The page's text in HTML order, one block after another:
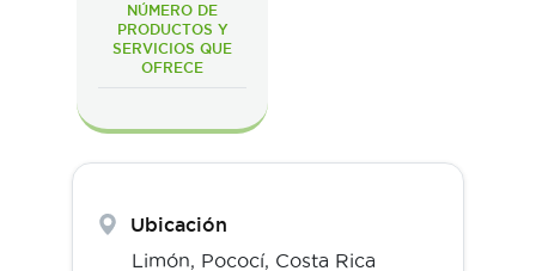
NÚMERO DE
PRODUCTOS Y
SERVICIOS QUE
OFRECE
Ubicación
Limón, Pococí, Costa Rica